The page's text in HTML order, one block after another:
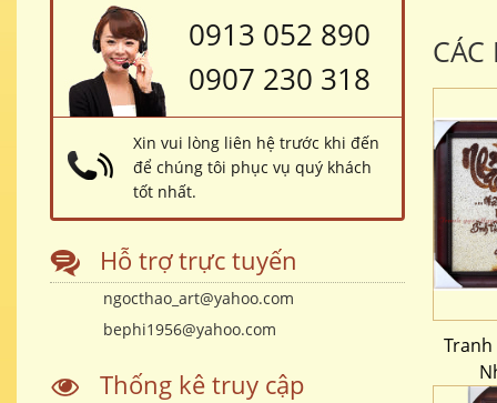
Tranh
0913 052 890
0907 230 318
Xin vui lòng liên hệ trước khi đến
để chúng tôi phục vụ quý khách
tốt nhất.
Hỗ trợ trực tuyến
ngocthao_art@yahoo.com
bephi1956@yahoo.com
Thống kê truy cập